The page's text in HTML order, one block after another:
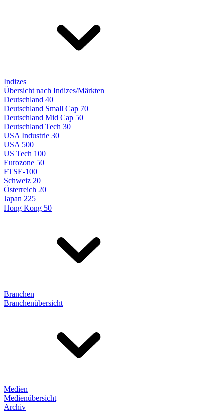
Indizes
Übersicht nach Indizes/Märkten
Deutschland 40
Deutschland Small Cap 70
Deutschland Mid Cap 50
Deutschland Tech 30
USA Industrie 30
USA 500
US Tech 100
Eurozone 50
FTSE-100
Schweiz 20
Österreich 20
Japan 225
Hong Kong 50
Branchen
Branchenübersicht
Medien
Medienübersicht
Archiv